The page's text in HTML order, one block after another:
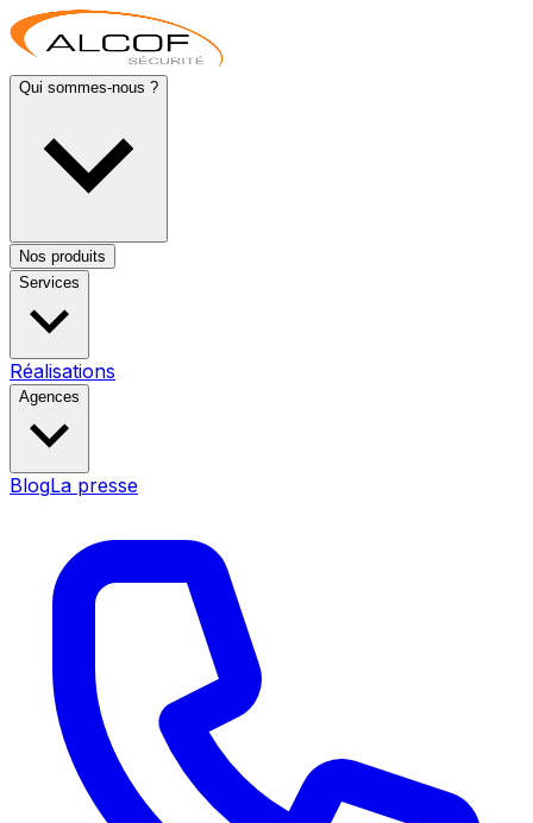
Qui sommes-nous ?
Nos produits
Services
Réalisations
Agences
BlogLa presse